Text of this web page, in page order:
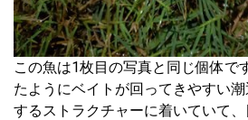
この魚は1枚目の写真と同じ個体で
たようにベイトが回ってきやすい
するストラクチャーに着いていて